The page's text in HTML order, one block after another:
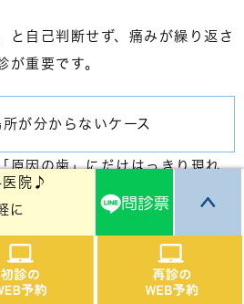
と自己判断せず、痛みが繰り返さ
が重要 です。
が分からないケース
原因の歯」にだけはっきり現れ
神経の炎症が強くなっている場
こめかみ付近まで痛みが広がる
痛いのか分からない」と感じる
医院♪
に